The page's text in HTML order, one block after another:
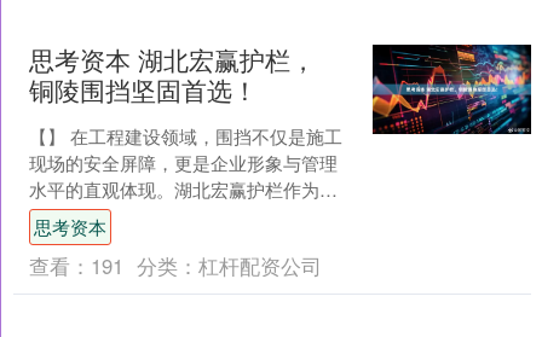
思考资本 湖北宏赢护栏，
铜陵围挡坚固首选！
【】 在工程建设领域，围挡不仅是施工
现场的安全屏障，更是企业形象与管理
水平的直观体现。湖北宏赢护栏作为一
家立足武汉、辐射华中地区的专业围挡
生产厂家，始终以扎实的....
思考资本
查看： 191 分类： 杠杆配资公司